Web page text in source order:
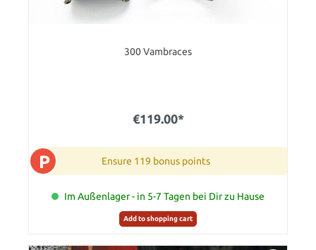
300 Vambraces
€119.00*
P Ensure 119 bonus points
Im Außenlager - in 5-7 Tagen bei Dir zu Hause
Add to shopping cart